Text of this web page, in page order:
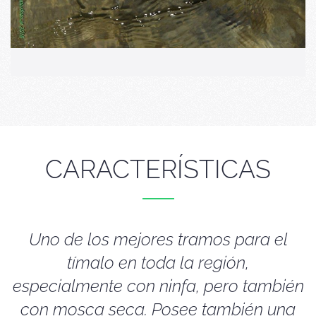
CARACTERÍSTICAS
Uno de los mejores tramos para el
tímalo en toda la región,
especialmente con ninfa, pero también
con mosca seca. Posee también una